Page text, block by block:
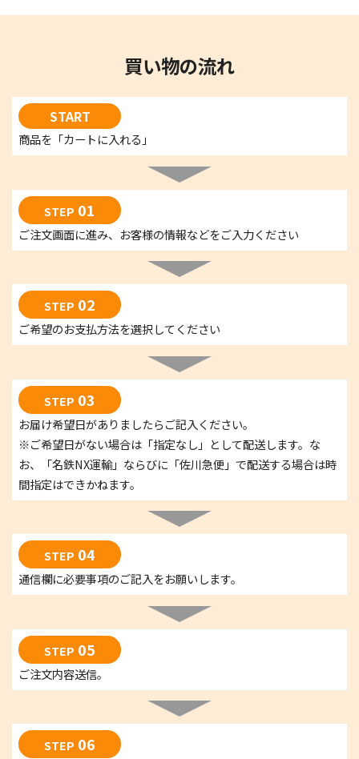
買い物の流れ
START
商品を「カートに入れる」
STEP 01
ご注文画面に進み、お客様の情報などをご入力ください
STEP 02
ご希望のお支払方法を選択してください
STEP 03
お届け希望日がありましたらご記入ください。
※ご希望日がない場合は「指定なし」として配送します。な
お、「名鉄NX運輸」ならびに「佐川急便」で配送する場合は時
間指定はできかねます。
STEP 04
通信欄に必要事項のご記入をお願いします。
STEP 05
ご注文内容送信。
STEP 06